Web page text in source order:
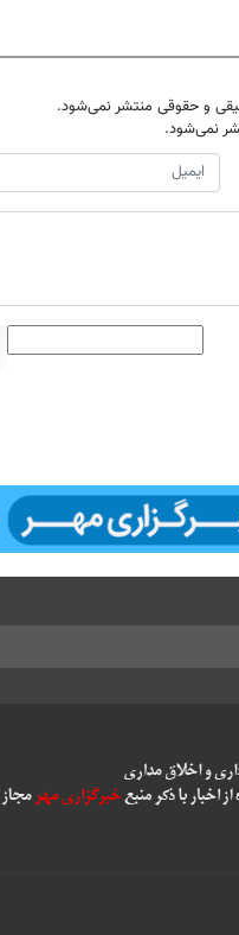
و حقوقی منتشر نمی‌شود.
نمی‌شود.